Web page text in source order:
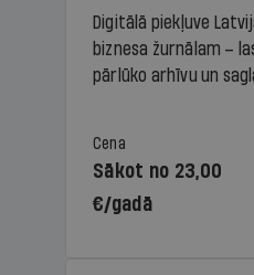
Digitālā piekļuve
biznesa žurnālam –
pārlūko arhīvu un
Cena
Sākot no 23,00
€/gadā